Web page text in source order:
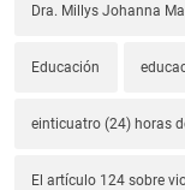
Dra. Millys Johanna
Educación
einticuatro (24) horas
El artículo 124 sobre